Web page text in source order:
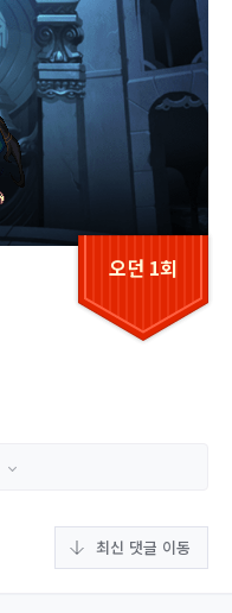
오던 1회
최신 댓글 이동